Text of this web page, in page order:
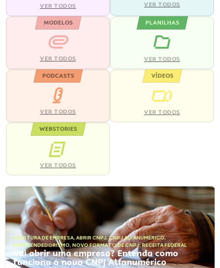
VER TODOS VER TODOS
MODELOS
VER TODOS
PLANILHAS
VER TODOS
PODCASTS
VER TODOS
VÍDEOS
VER TODOS
WEBSTORIES
VER TODOS
ABERTURA DE EMPRESA, ABRIR CNPJ,CNPJ ALFANUMÉRICO,
EMPREENDEDORISMO, NOVO FORMATO DE CNPJ,RECEITA FEDERAL
Vai abrir uma empresa? Entenda como
funciona o novo CNPJ Alfanumérico